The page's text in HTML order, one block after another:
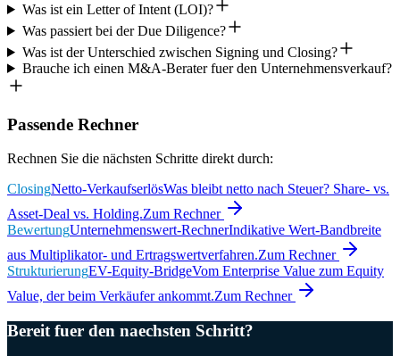
Was ist ein Letter of Intent (LOI)?
Was passiert bei der Due Diligence?
Was ist der Unterschied zwischen Signing und Closing?
Brauche ich einen M&A-Berater fuer den Unternehmensverkauf?
Passende Rechner
Rechnen Sie die nächsten Schritte direkt durch:
ClosingNetto-VerkaufserlösWas bleibt netto nach Steuer? Share- vs.
Asset-Deal vs. Holding.Zum Rechner
BewertungUnternehmenswert-RechnerIndikative Wert-Bandbreite
aus Multiplikator- und Ertragswertverfahren.Zum Rechner
StrukturierungEV-Equity-BridgeVom Enterprise Value zum Equity
Value, der beim Verkäufer ankommt.Zum Rechner
Bereit fuer den naechsten Schritt?